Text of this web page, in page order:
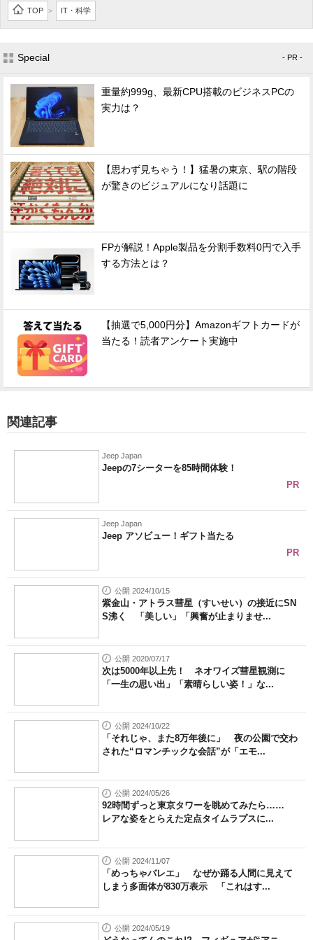
TOP > IT・科学
Special - PR -
重量約999g、最新CPU搭載のビジネスPCの
実力は？
【思わず見ちゃう！】猛暑の東京、駅の階段
が驚きのビジュアルになり話題に
FPが解説！Apple製品を分割手数料0円で入手
する方法とは？
【抽選で5,000円分】Amazonギフトカードが
当たる！読者アンケート実施中
関連記事
Jeep Japan
Jeepの7シーターを85時間体験！
PR
Jeep Japan
Jeep アソビュー！ギフト当たる
PR
公開 2024/10/15
紫金山・アトラス彗星（すいせい）の接近にSN
S沸く 「美しい」「興奮が止まりませ...
公開 2020/07/17
次は5000年以上先！ ネオワイズ彗星観測に
「一生の思い出」「素晴らしい姿！」な...
公開 2024/10/22
「それじゃ、また8万年後に」 夜の公園で交わ
された“ロマンチックな会話”が「エモ...
公開 2024/05/26
92時間ずっと東京タワーを眺めてみたら……
レアな姿をとらえた定点タイムラプスに...
公開 2024/11/07
「めっちゃバレエ」 なぜか踊る人間に見えて
しまう多面体が830万表示 「これはす...
公開 2024/05/19